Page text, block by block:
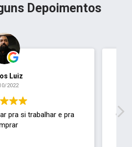
Depoimentos
Everton Duarte
11/01/2022
se há algum canal para envio
de curriculum